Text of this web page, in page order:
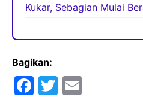
Kukar, Sebagian Mulai
Bagikan:
F
T